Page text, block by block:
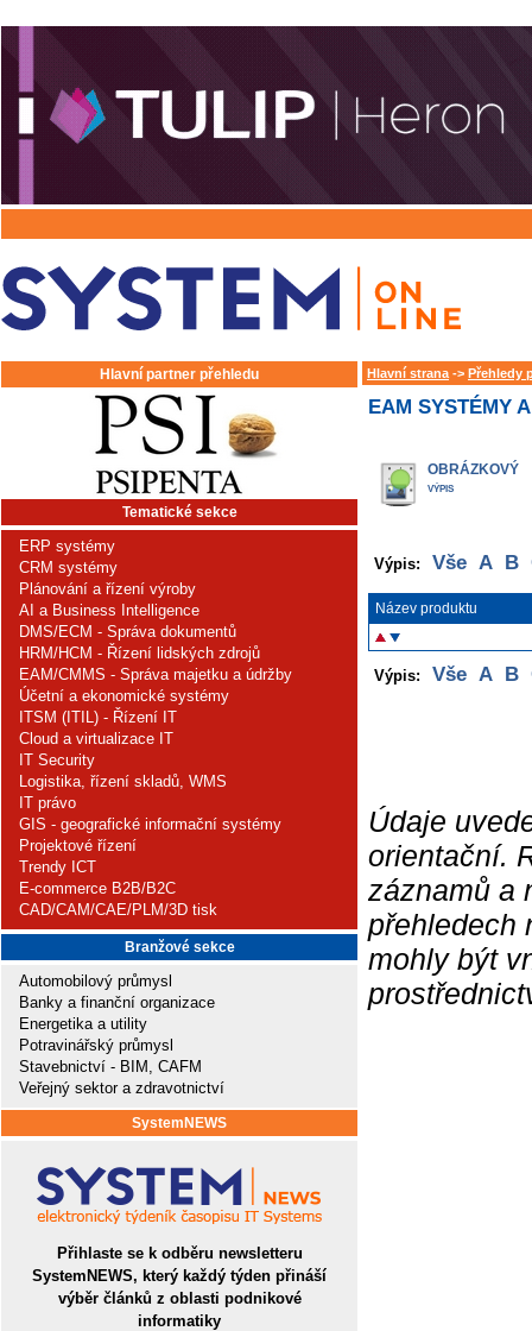
Hlavní partner přehledu
Tematické sekce
ERP systémy
CRM systémy
Plánování a řízení výroby
AI a Business Intelligence
DMS/ECM - Správa dokumentů
HRM/HCM - Řízení lidských zdrojů
EAM/CMMS - Správa majetku a údržby
Účetní a ekonomické systémy
ITSM (ITIL) - Řízení IT
Cloud a virtualizace IT
IT Security
Logistika, řízení skladů, WMS
IT právo
GIS - geografické informační systémy
Projektové řízení
Trendy ICT
E-commerce B2B/B2C
CAD/CAM/CAE/PLM/3D tisk
Branžové sekce
Automobilový průmysl
Banky a finanční organizace
Energetika a utility
Potravinářský průmysl
Stavebnictví - BIM, CAFM
Veřejný sektor a zdravotnictví
SystemNEWS
Přihlaste se k odběru newsletteru
SystemNEWS, který každý týden přináší
výběr článků z oblasti podnikové
informatiky
Hlavní strana -> Přehledy
EAM SYSTÉMY
OBRÁZKOVÝ
VÝPIS
Výpis: Vše A B
Název produktu
Výpis: Vše A B
Údaje
orientační.
záznamů a
přehledech
mohly být